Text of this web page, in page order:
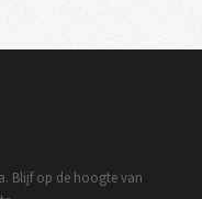
Blijf op de hoogte van